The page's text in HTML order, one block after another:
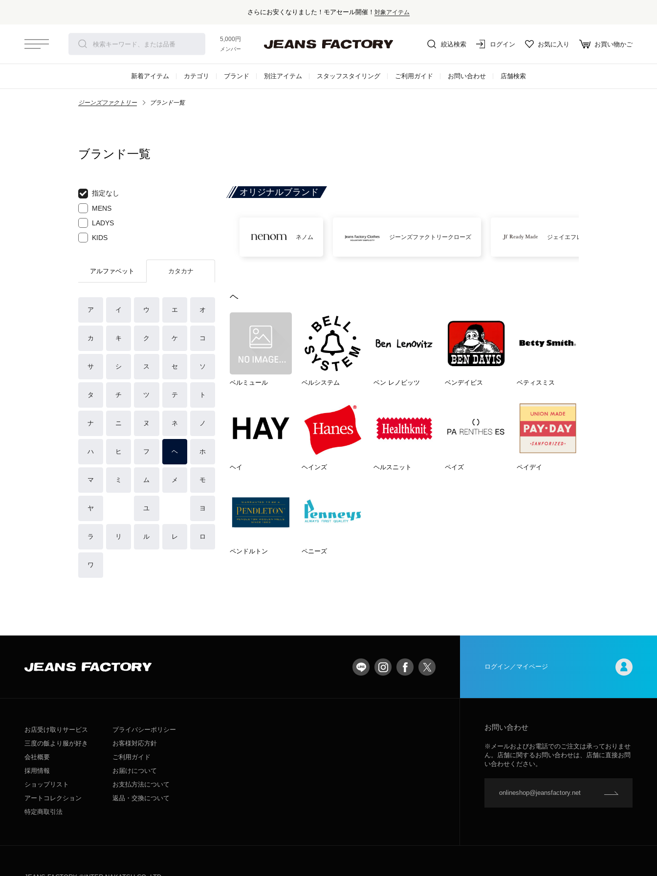
さらにお安くなりました！モアセール開催！対象アイテム
5,000円以上お買い上げで送料無料！
メンバー登録でお得な情報をゲット。さらに詳しく
絞込検索 ログイン お気に入り お買い物かご
新着アイテム カテゴリ ブランド 別注アイテム スタッフスタイリング ご利用ガイド お問い合わせ 店舗検索
ジーンズファクトリー ブランド一覧
ブランド一覧
指定なし
MENS
LADYS
KIDS
アルファベット カタカナ
ア イ ウ エ オ
カ キ ク ケ コ
サ シ ス セ ソ
タ チ ツ テ ト
ナ ニ ヌ ネ ノ
ハ ヒ フ ヘ ホ
マ ミ ム メ モ
ヤ ユ ヨ
ラ リ ル レ ロ
ワ
オリジナルブランド
ネノム ジーンズファクトリークローズ ジェイエフレディメイド
ヘ
ベルミュール ベルシステム ベン レノビッツ ベンデイビス ベティスミス
ヘイ ヘインズ ヘルスニット ペイズ ペイデイ
ペンドルトン ペニーズ
ログイン／マイページ
お店受け取りサービス
三度の飯より服が好き
会社概要
採用情報
ショップリスト
アートコレクション
特定商取引法
プライバシーポリシー
お客様対応方針
ご利用ガイド
お届けについて
お支払方法について
返品・交換について
お問い合わせ
※メールおよびお電話でのご注文は承っておりませ
ん。店舗に関するお問い合わせは、店舗に直接お問
い合わせください。
onlineshop@jeansfactory.net